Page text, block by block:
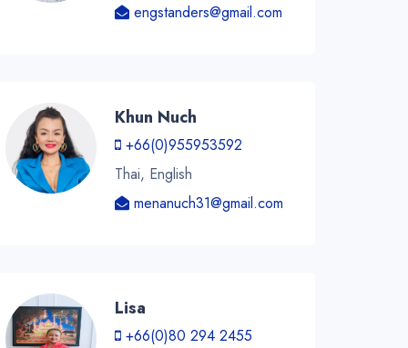
engstanders@gmail.com
Khun Nuch
+66(0)955953592
Thai, English
menanuch31@gmail.com
Lisa
+66(0)80 294 2455